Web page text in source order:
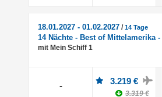
18.01.2027 - 01.02.2027 /14 Tage
14 Nächte - Best of Mittelamerika
mit Mein Schiff 1
- 3.219 €
3.319 €